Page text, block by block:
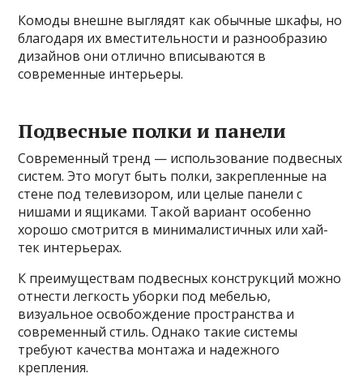
Комоды внешне выглядят как обычные шкафы, но
благодаря их вместительности и разнообразию
дизайнов они отлично вписываются в
современные интерьеры.
Подвесные полки и панели
Современный тренд — использование подвесных
систем. Это могут быть полки, закрепленные на
стене под телевизором, или целые панели с
нишами и ящиками. Такой вариант особенно
хорошо смотрится в минималистичных или хай-
тек интерьерах.
К преимуществам подвесных конструкций можно
отнести легкость уборки под мебелью,
визуальное освобождение пространства и
современный стиль. Однако такие системы
требуют качества монтажа и надежного
крепления.